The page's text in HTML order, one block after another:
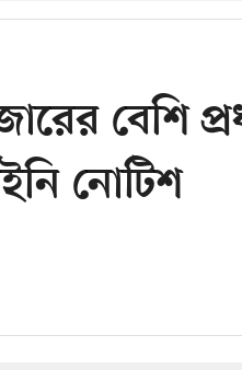
বেশি
নোটিশ